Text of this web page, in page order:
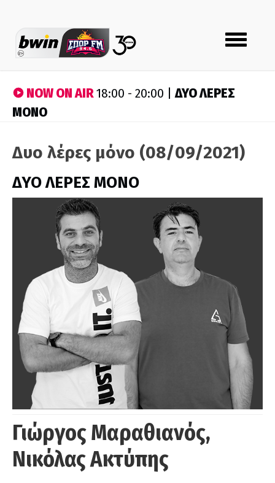
Toggle
navigation
NOW ON AIR18:00 - 20:00 |ΔΥΟ ΛΕΡΕΣ
ΜΟΝΟ
Δυο λέρες μόνο (08/09/2021)
ΔΥΟ ΛΕΡΕΣ ΜΟΝΟ
Γιώργος Μαραθιανός,
Νικόλας Ακτύπης